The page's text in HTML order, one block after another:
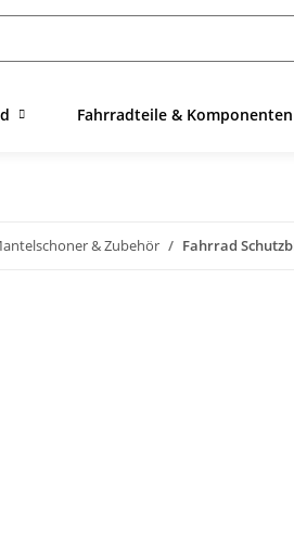
Fahrradteile & Komponenten
& Zubehör Fahrrad